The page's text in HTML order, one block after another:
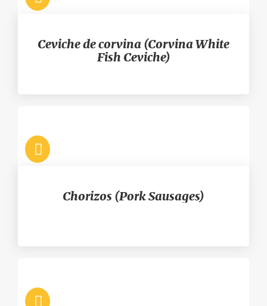
Ceviche de corvina (Corvina White
Fish Ceviche)
Chorizos (Pork Sausages)